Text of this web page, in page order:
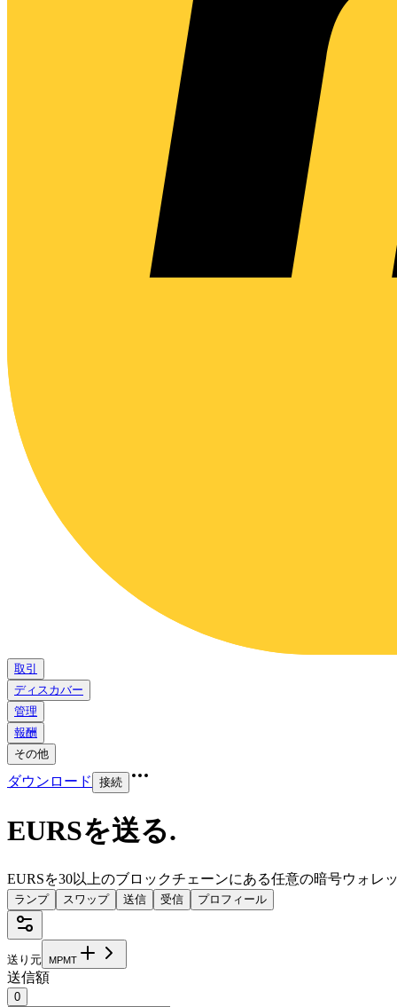
取引
ディスカバー
管理
報酬
その他
ダウンロード 接続
EURSを送る.
EURSを30以上のブロックチェーンにある任意の暗号ウォレ
ランプ スワップ 送信 受信 プロフィール
送り元 MPMT
送信額
0